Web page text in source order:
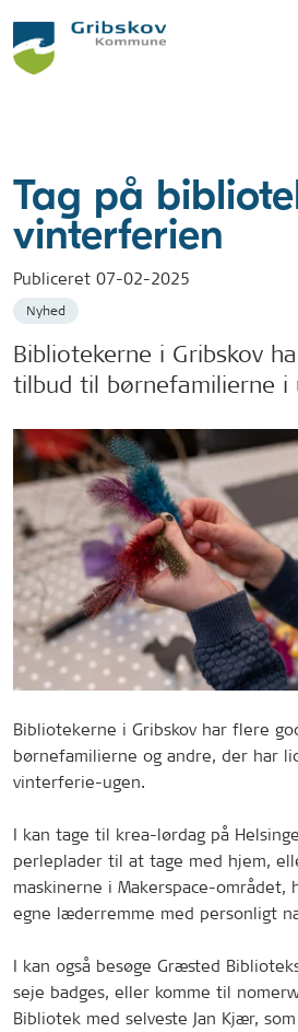
Tag på
vinterferien
Publiceret 07-02-2025
Nyhed
Bibliotekerne i Gribskov
tilbud til børnefamilierne i
Bibliotekerne i Gribskov har flere
børnefamilierne og andre, der har
vinterferie-ugen.
I kan tage til krea-lørdag på
perleplader til at tage med hjem,
maskinerne i Makerspace-området,
egne læderremme med personligt
I kan også besøge Græsted
seje badges, eller komme til
Bibliotek med selveste Jan Kjær,